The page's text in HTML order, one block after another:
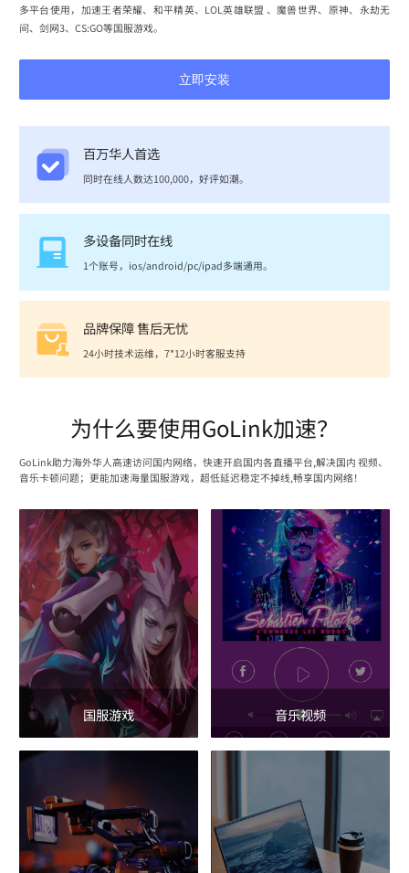
多平台使用，加速王者荣耀、和平精英、LOL英雄联盟 、魔兽世界、原神、永劫无
间、剑网3、CS:GO等国服游戏。
立即安装
百万华人首选
同时在线人数达100,000，好评如潮。
多设备同时在线
1个账号，ios/android/pc/ipad多端通用。
品牌保障 售后无忧
24小时技术运维，7*12小时客服支持
为什么要使用GoLink加速？
GoLink助力海外华人高速访问国内网络，快速开启国内各直播平台,解决国内 视频、
音乐卡顿问题；更能加速海量国服游戏，超低延迟稳定不掉线,畅享国内网络！
国服游戏 音乐视频